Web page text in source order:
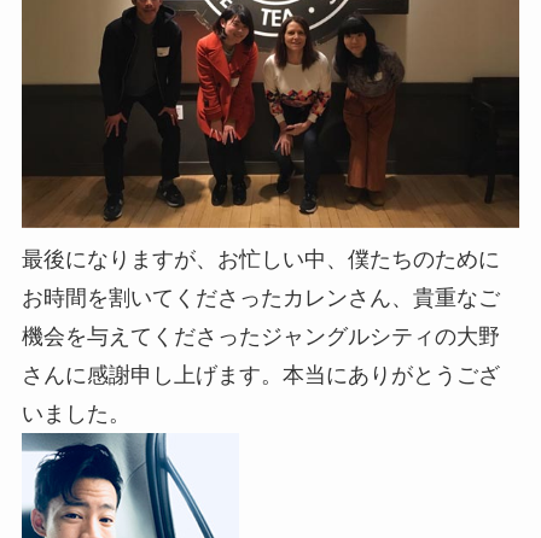
最後になりますが、お忙しい中、僕たちのために
お時間を割いてくださったカレンさん、貴重なご
機会を与えてくださったジャングルシティの大野
さんに感謝申し上げます。本当にありがとうござ
いました。